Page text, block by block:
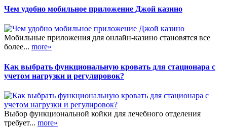
Чем удобно мобильное приложение Джой казино
Мобильные приложения для онлайн-казино становятся все
более... more»
Как выбрать функциональную кровать для стационара с
учетом нагрузки и регулировок?
Выбор функциональной койки для лечебного отделения
требует... more»